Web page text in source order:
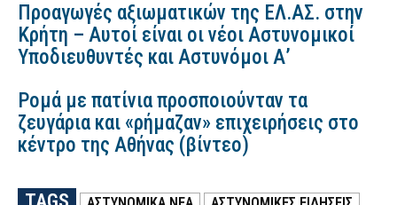
Προαγωγές αξιωματικών της ΕΛ.ΑΣ. στην
Κρήτη – Αυτοί είναι οι νέοι Αστυνομικοί
Υποδιευθυντές και Αστυνόμοι Α’
Ρομά με πατίνια προσποιούνταν τα
ζευγάρια και «ρήμαζαν» επιχειρήσεις στο
κέντρο της Αθήνας (βίντεο)